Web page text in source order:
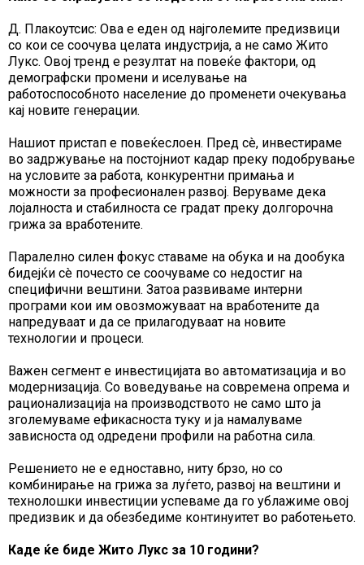
Д. Плакоутсис: Ова е еден од најголемите предизвици
со кои се соочува целата индустрија, а не само Жито
Лукс. Овој тренд е резултат на повеќе фактори, од
демографски промени и иселување на
работоспособното население до променети очекувања
кај новите генерации.
Нашиот пристап е повеќеслоен. Пред сè, инвестираме
во задржување на постојниот кадар преку подобрување
на условите за работа, конкурентни примања и
можности за професионален развој. Веруваме дека
лојалноста и стабилноста се градат преку долгорочна
грижа за вработените.
Паралелно силен фокус ставаме на обука и на дообука
бидејќи сè почесто се соочуваме со недостиг на
специфични вештини. Затоа развиваме интерни
програми кои им овозможуваат на вработените да
напредуваат и да се прилагодуваат на новите
технологии и процеси.
Важен сегмент е инвестицијата во автоматизација и во
модернизација. Со воведување на современа опрема и
рационализација на производството не само што ја
зголемуваме ефикасноста туку и ја намалуваме
зависноста од одредени профили на работна сила.
Решението не е едноставно, ниту брзо, но со
комбинирање на грижа за луѓето, развој на вештини и
технолошки инвестиции успеваме да го ублажиме овој
предизвик и да обезбедиме континуитет во работењето.
Каде ќе биде Жито Лукс за 10 години?